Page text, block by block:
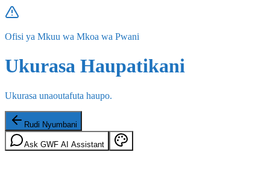
Ofisi ya Mkuu wa Mkoa wa Pwani
Ukurasa Haupatikani
Ukurasa unaoutafuta haupo.
Rudi Nyumbani
Ask GWF AI Assistant